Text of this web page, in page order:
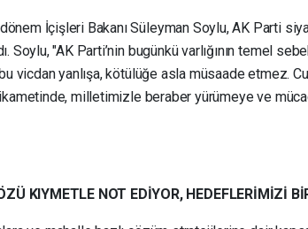
İçişleri Bakanı Süleyman Soylu, AK Parti
Soylu, "AK Parti’nin bugünkü varlığının temel
vicdan yanlışa, kötülüğe asla müsaade etmez.
milletimizle beraber yürümeye ve
KIYMETLE NOT EDİYOR, HEDEFLERİMİZİ